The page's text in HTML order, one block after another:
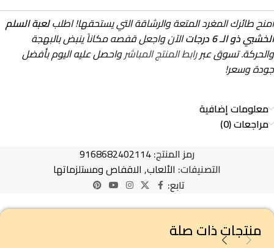
امنح طائرك المغرد المتعة والرشاقة التي يستحقها! اطلبلعبة السلم
الخشبي ذو الـ 6 درجات
الآن واجعل قفصه مكاناً ينبض بالبهجة
والحركة. تسوق عبررابط المنتج المباشرواحصل عليه اليوم بأفضل
جودة وسعر!
معلومات إضافية
مراجعات (0)
رمز المنتج:9168682402114
التصنيفات: الألعاب, الاقفاص ومستلزماتها
تابع:
منتجات ذات صلة